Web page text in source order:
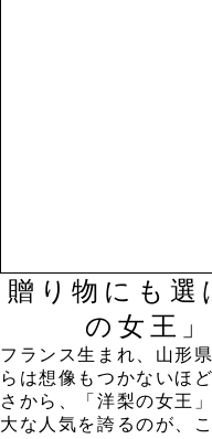
贈り物にも選
の女王
フランス生まれ、山形
らは想像もつかないほ
さから、「洋梨の女王
大な人気を誇るのが、